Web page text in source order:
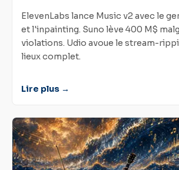
ElevenLabs lance Music v2 avec le
et l'inpainting. Suno lève 400 M$
violations. Udio avoue le stream-
lieux complet.
Lire plus →